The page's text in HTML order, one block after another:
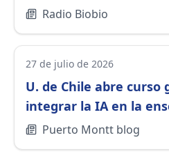
Radio Biobio
27 de julio de 2026
U. de Chile abre
integrar la IA en la
Puerto Montt blog